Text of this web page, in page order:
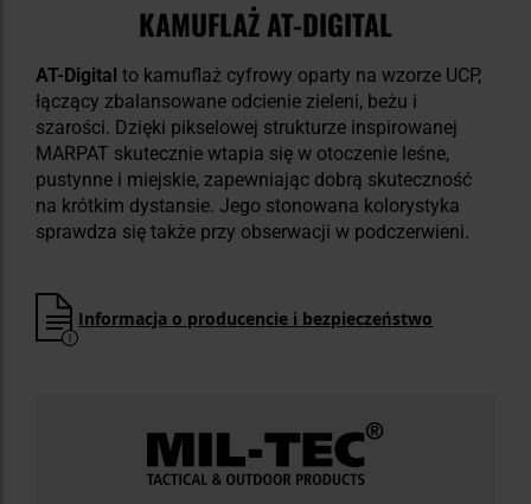
KAMUFLAŻ AT-DIGITAL
AT-Digital to kamuflaż cyfrowy oparty na wzorze UCP,
łączący zbalansowane odcienie zieleni, beżu i
szarości. Dzięki pikselowej strukturze inspirowanej
MARPAT skutecznie wtapia się w otoczenie leśne,
pustynne i miejskie, zapewniając dobrą skuteczność
na krótkim dystansie. Jego stonowana kolorystyka
sprawdza się także przy obserwacji w podczerwieni.
Informacja o producencie i bezpieczeństwo